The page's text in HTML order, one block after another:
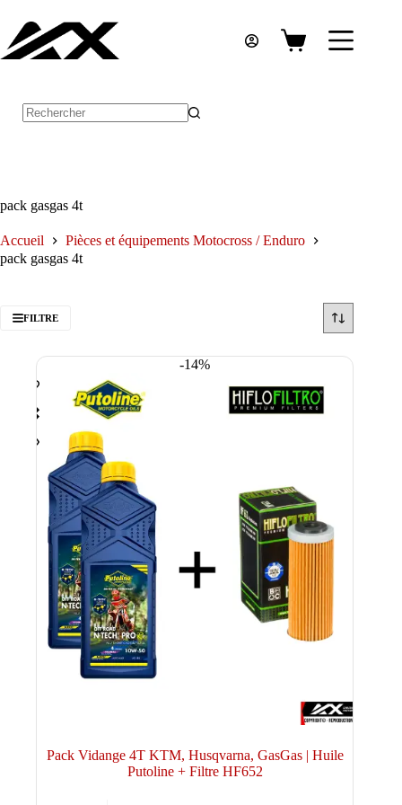
contenu
Panier
pack gasgas 4t
Accueil
Pièces et équipements Motocross / Enduro
pack gasgas 4t
FILTRE
-14%
Pack Vidange 4T KTM, Husqvarna, GasGas | Huile
Putoline + Filtre HF652